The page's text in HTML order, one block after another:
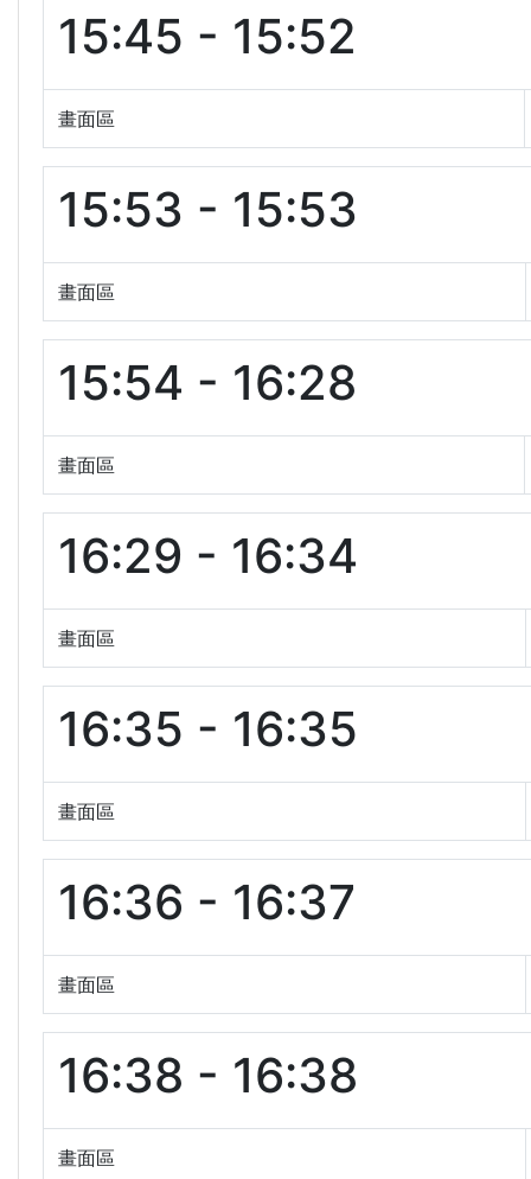
15:45 - 15:52
畫面區
15:53 - 15:53
畫面區
15:54 - 16:28
畫面區
16:29 - 16:34
畫面區
16:35 - 16:35
畫面區
16:36 - 16:37
畫面區
16:38 - 16:38
畫面區